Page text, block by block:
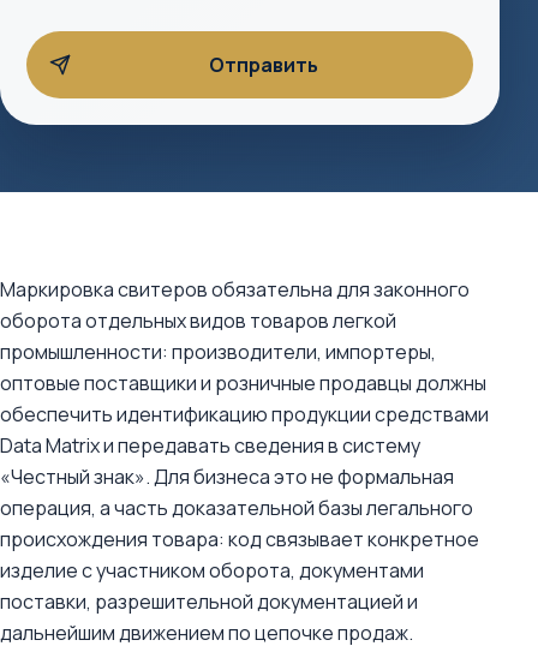
Маркировка свитеров обязательна для законного
оборота отдельных видов товаров легкой
промышленности: производители, импортеры,
оптовые поставщики и розничные продавцы должны
обеспечить идентификацию продукции средствами
Data Matrix и передавать сведения в систему
«Честный знак». Для бизнеса это не формальная
операция, а часть доказательной базы легального
происхождения товара: код связывает конкретное
изделие с участником оборота, документами
поставки, разрешительной документацией и
дальнейшим движением по цепочке продаж.